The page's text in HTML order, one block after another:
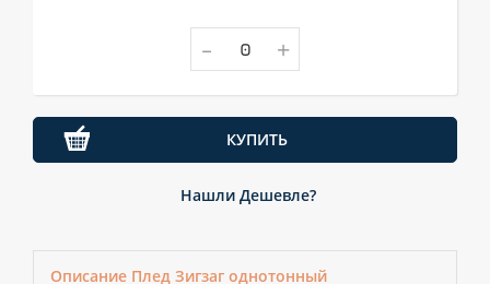
- +
КУПИТЬ
Нашли Дешевле?
Описание Плед Зигзаг однотонный